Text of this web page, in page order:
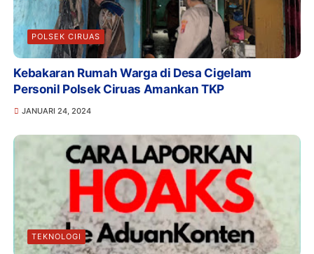
POLSEK CIRUAS
Kebakaran Rumah Warga di Desa Cigelam
Personil Polsek Ciruas Amankan TKP
JANUARI 24, 2024
TEKNOLOGI